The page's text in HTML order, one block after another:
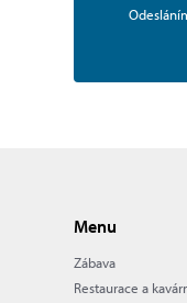
Menu
Zábava
Restaurace a